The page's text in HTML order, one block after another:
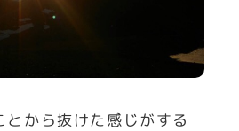
とから抜けた感じがする